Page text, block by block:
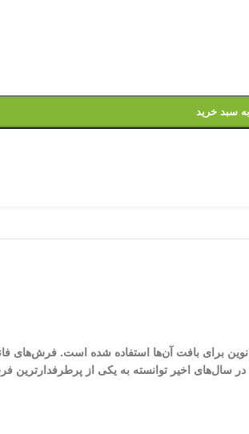
سبد خرید
برای بافت آن‌ها استفاده شده است. فرش‌های
در سال‌های اخیر توانسته به یکی از پرطرفدارترین